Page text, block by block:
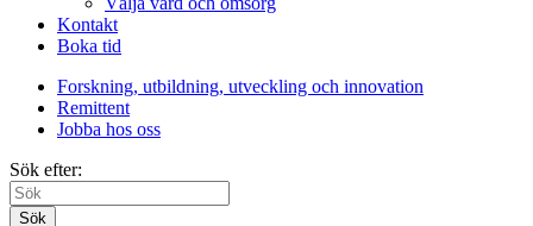
Kontakt
Boka tid
Forskning, utbildning, utveckling och innovation
Remittent
Jobba hos oss
Sök efter:
Sök